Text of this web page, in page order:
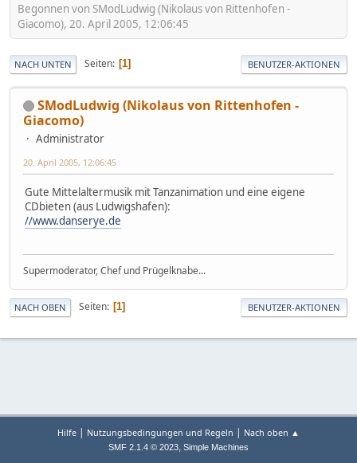
Begonnen von SModLudwig (Nikolaus von Rittenhofen -
Giacomo), 20. April 2005, 12:06:45
NACH UNTEN Seiten 1 BENUTZER-AKTIONEN
SModLudwig (Nikolaus von Rittenhofen -
Giacomo)
Administrator
20. April 2005, 12:06:45
Gute Mittelaltermusik mit Tanzanimation und eine eigene
CDbieten (aus Ludwigshafen):
//www.danserye.de
Supermoderator, Chef und Prügelknabe...
NACH OBEN Seiten 1 BENUTZER-AKTIONEN
Hilfe | Nutzungsbedingungen und Regeln | Nach oben ▲
SMF 2.1.4 © 2023, Simple Machines